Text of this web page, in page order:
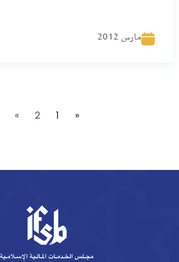
مارس 2012